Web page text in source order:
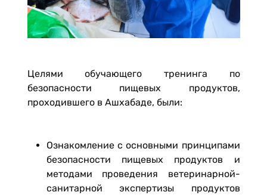
Целями обучающего тренинга по
безопасности пищевых продуктов,
проходившего в Ашхабаде, были:
Ознакомление с основными принципами
безопасности пищевых продуктов и
методами проведения ветеринарной-
санитарной экспертизы продуктов